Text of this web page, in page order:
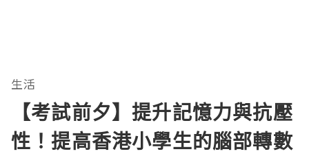
生活
【考試前夕】提升記憶力與抗壓
性！提高香港小學生的腦部轉數